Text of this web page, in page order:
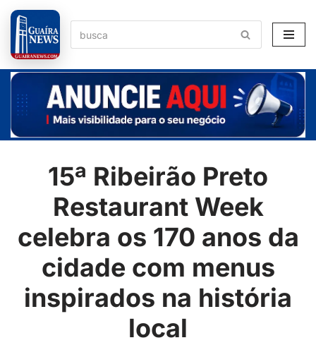
Pular
para
o
conteúdo
15ª Ribeirão Preto
Restaurant Week
celebra os 170 anos da
cidade com menus
inspirados na história
local